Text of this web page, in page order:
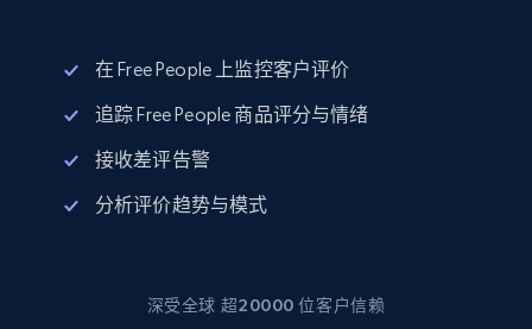
在 Free People 上监控客户评价
追踪 Free People 商品评分与情绪
接收差评告警
分析评价趋势与模式
深受全球 超20000 位客户信赖